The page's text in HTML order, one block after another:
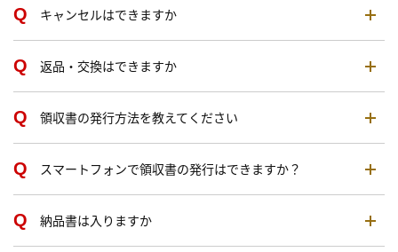
キャンセルはできますか
返品・交換はできますか
領収書の発行方法を教えてください
スマートフォンで領収書の発行はできますか？
納品書は入りますか